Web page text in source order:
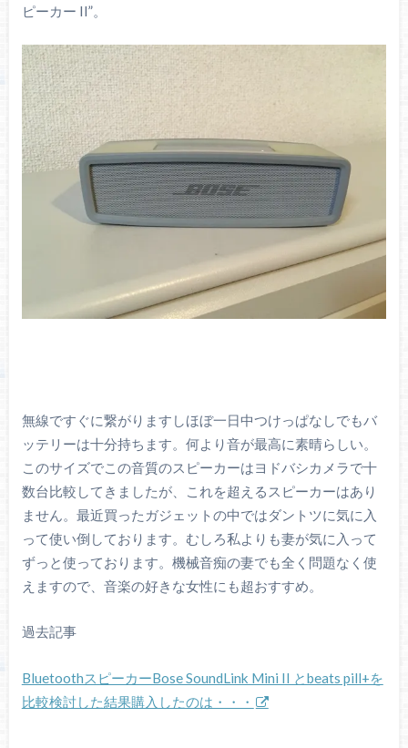
ピーカー II”。
無線ですぐに繋がりますしほぼ一日中つけっぱなしでもバ
ッテリーは十分持ちます。何より音が最高に素晴らしい。
このサイズでこの音質のスピーカーはヨドバシカメラで十
数台比較してきましたが、これを超えるスピーカーはあり
ません。最近買ったガジェットの中ではダントツに気に入
って使い倒しております。むしろ私よりも妻が気に入って
ずっと使っております。機械音痴の妻でも全く問題なく使
えますので、音楽の好きな女性にも超おすすめ。
過去記事
BluetoothスピーカーBose SoundLink Mini II とbeats pill+を
比較検討した結果購入したのは・・・